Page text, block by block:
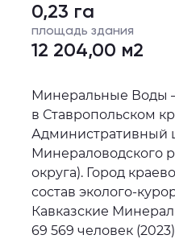
0,23 га
площадь здания
12 204,00 м2
Минеральные Воды
в Ставропольском
Административный
Минераловодского
округа). Город
состав эколого-
Кавказские
69 569 человек (2023)